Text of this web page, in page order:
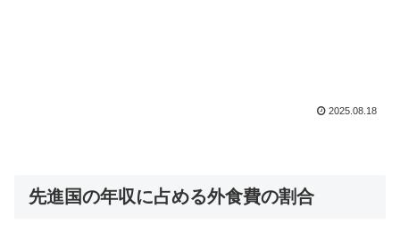
2025.08.18
先進国の年収に占める外食費の割合